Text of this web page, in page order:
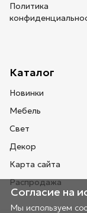
Политика
Каталог
Новинки
Мебель
Свет
Декор
Карта сайта
Распродажа
Согласие на
Мы используем